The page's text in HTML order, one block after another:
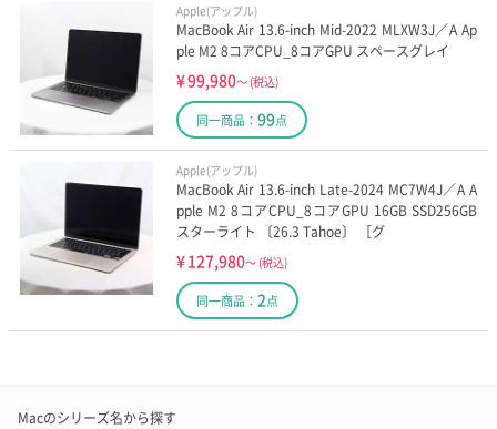
Apple(アップル)
MacBook Air 13.6-inch Mid-2022 MLXW3J／A Ap
ple M2 8コアCPU_8コアGPU スペースグレイ
¥99,980～ (税込)
同一商品： 99点
Apple(アップル)
MacBook Air 13.6-inch Late-2024 MC7W4J／A A
pple M2 8コアCPU_8コアGPU 16GB SSD256GB
スターライト 〔26.3 Tahoe〕 ［グ
¥127,980～ (税込)
同一商品： 2点
Macのシリーズ名から探す